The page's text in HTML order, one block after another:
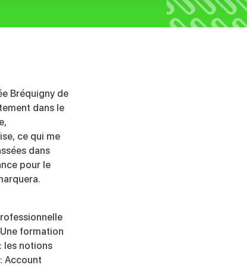
Bréquigny de
dans le
ce qui me
dans
pour le
formation
les notions
Account